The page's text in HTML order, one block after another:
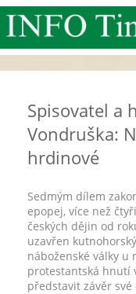
Spisovatel a
Vondruška:
hrdinové
Sedmým dílem
epopej, více než
českých dějin od
uzavřen
náboženské války u
protestantská hnutí
představit závěr